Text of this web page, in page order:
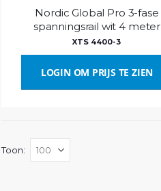
Nordic Global Pro 3-fase
spanningsrail wit 4 meter
XTS 4400-3
LOGIN OM PRIJS TE ZIEN
Toon